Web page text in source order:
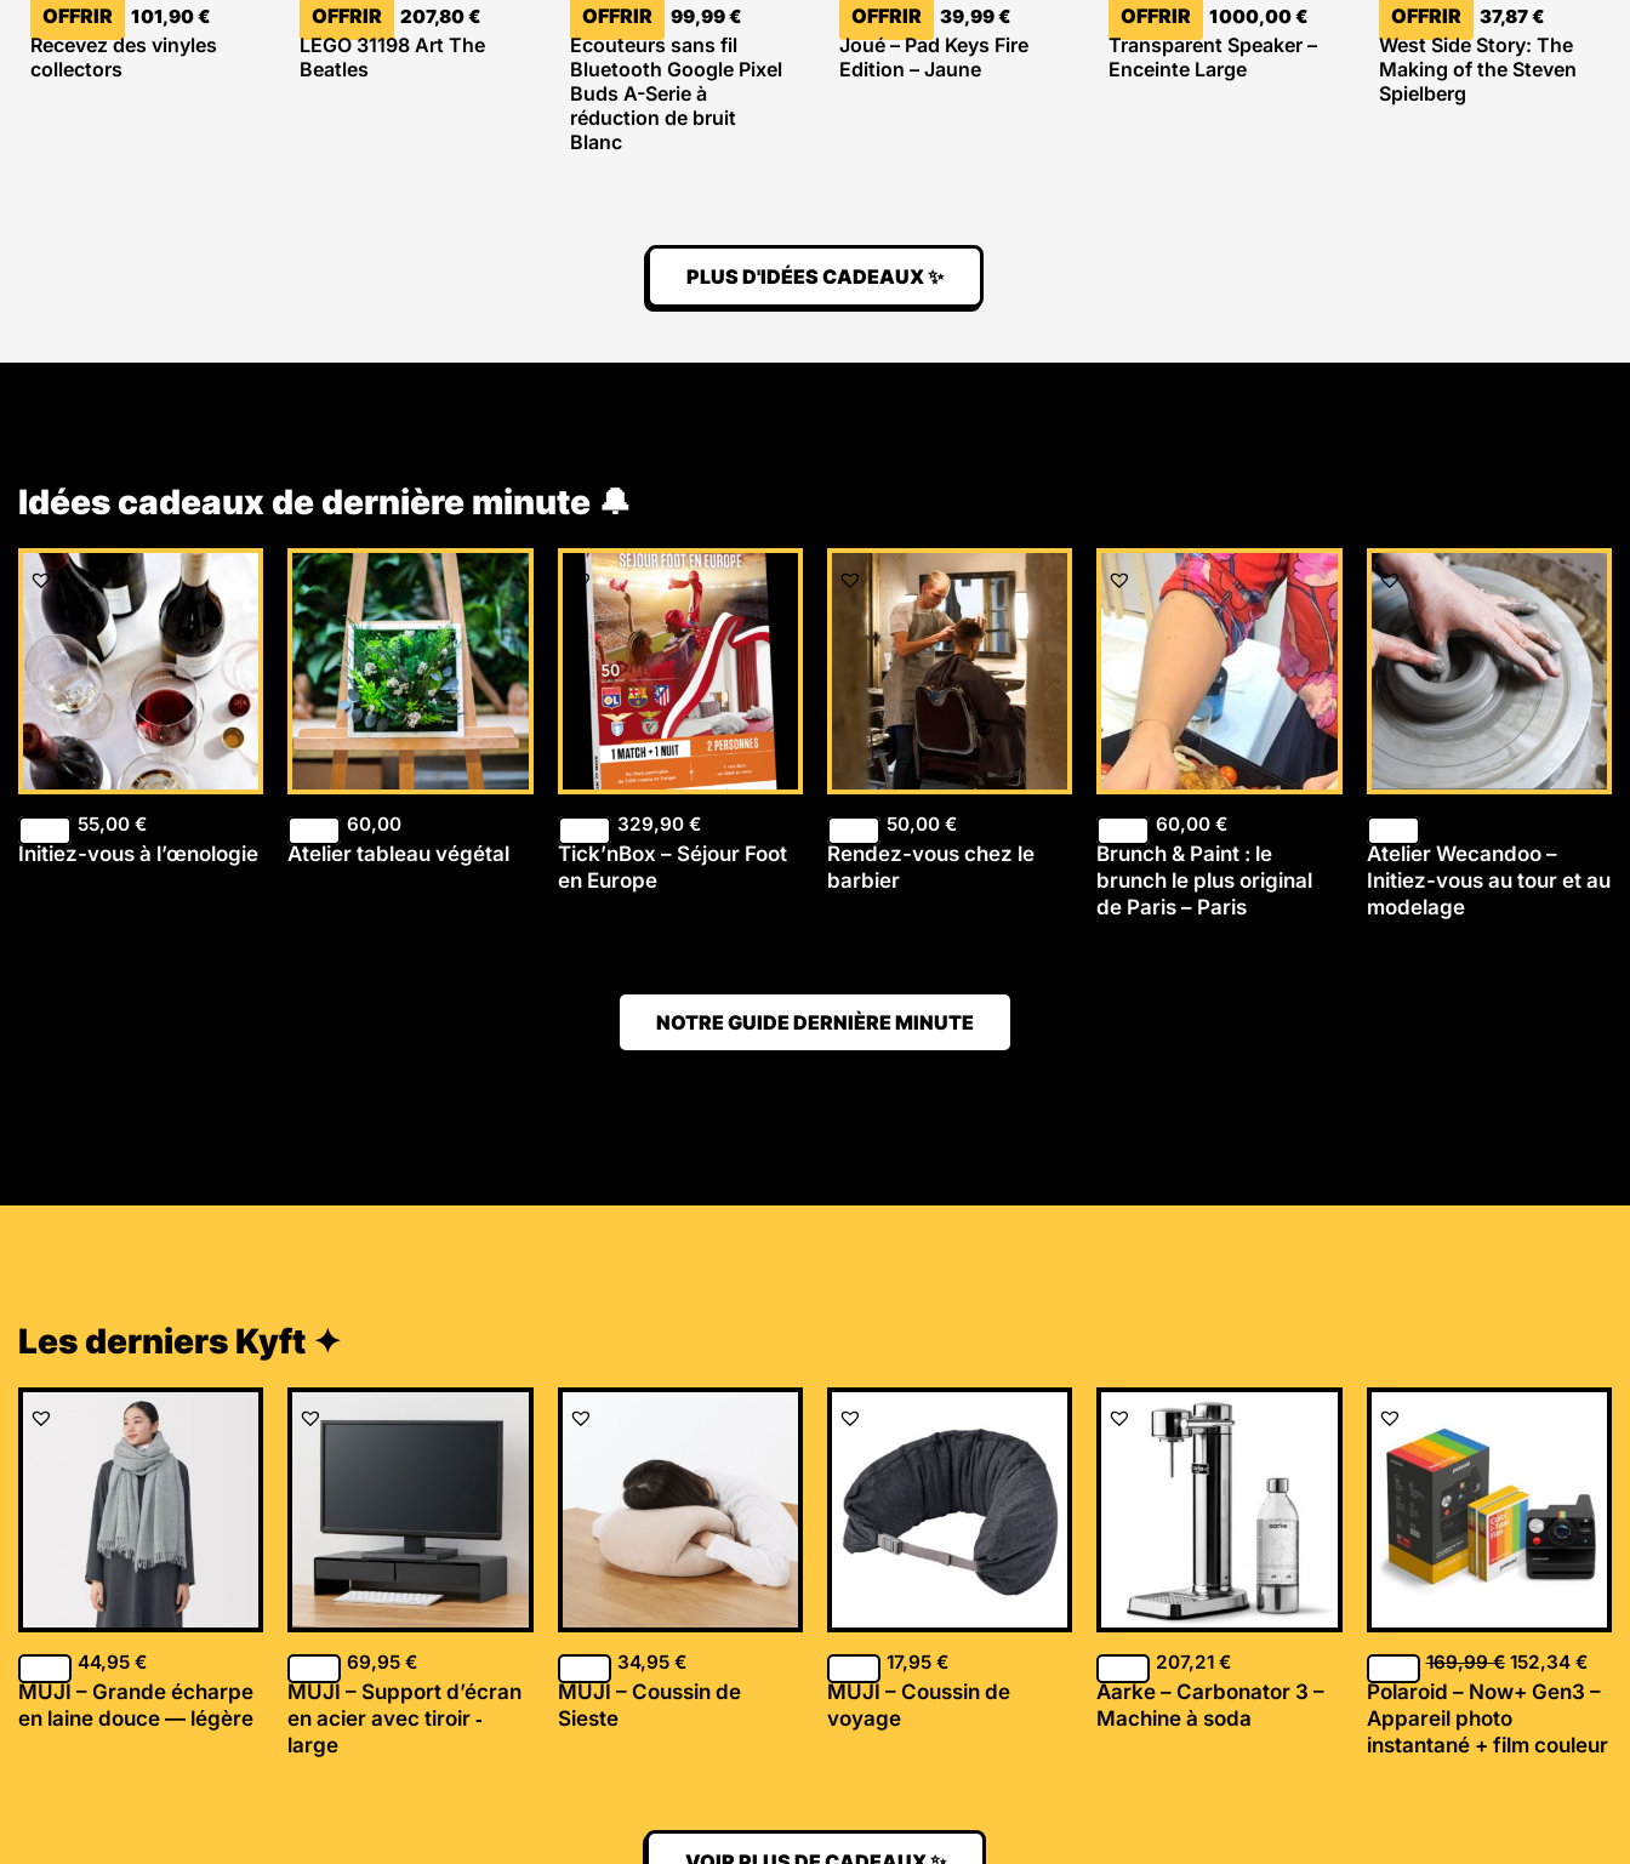
OFFRIR 101,90€
Recevez des vinyles
collectors
OFFRIR 207,80€
LEGO 31198 Art The
Beatles
OFFRIR 99,99€
Ecouteurs sans fil
Bluetooth Google Pixel
Buds A-Serie à
réduction de bruit
Blanc
OFFRIR 39,99€
Joué – Pad Keys Fire
Edition – Jaune
OFFRIR 1000,00€
Transparent Speaker –
Enceinte Large
OFFRIR 37,87€
West Side Story: The
Making of the Steven
Spielberg
PLUS D'IDÉES CADEAUX ✨
Idées cadeaux de dernière minute 🔔
55,00 €
Initiez-vous à l’œnologie
60,00
Atelier tableau végétal
329,90 €
Tick’nBox – Séjour Foot
en Europe
50,00 €
Rendez-vous chez le
barbier
60,00€
Brunch & Paint : le
brunch le plus original
de Paris – Paris
Atelier Wecandoo –
Initiez-vous au tour et au
modelage
NOTRE GUIDE DERNIÈRE MINUTE
Les derniers Kyft ✦
44,95 €
MUJI – Grande écharpe
en laine douce — légère
69,95€
MUJI – Support d’écran
en acier avec tiroir ‐
large
34,95 €
MUJI – Coussin de
Sieste
17,95 €
MUJI – Coussin de
voyage
207,21€
Aarke – Carbonator 3 –
Machine à soda
169,99€
Le
169,99 €.
152,34 €
Le
Polaroid – Now+ Gen3 –
Appareil photo
instantané + film couleur